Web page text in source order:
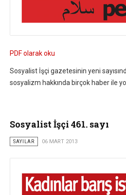
PDF olarak oku
Sosyalist İşçi gazetesinin yeni
sosyalizm hakkında birçok haber ile
Sosyalist İşçi 461. sayı
SAYILAR 06 MART 2013